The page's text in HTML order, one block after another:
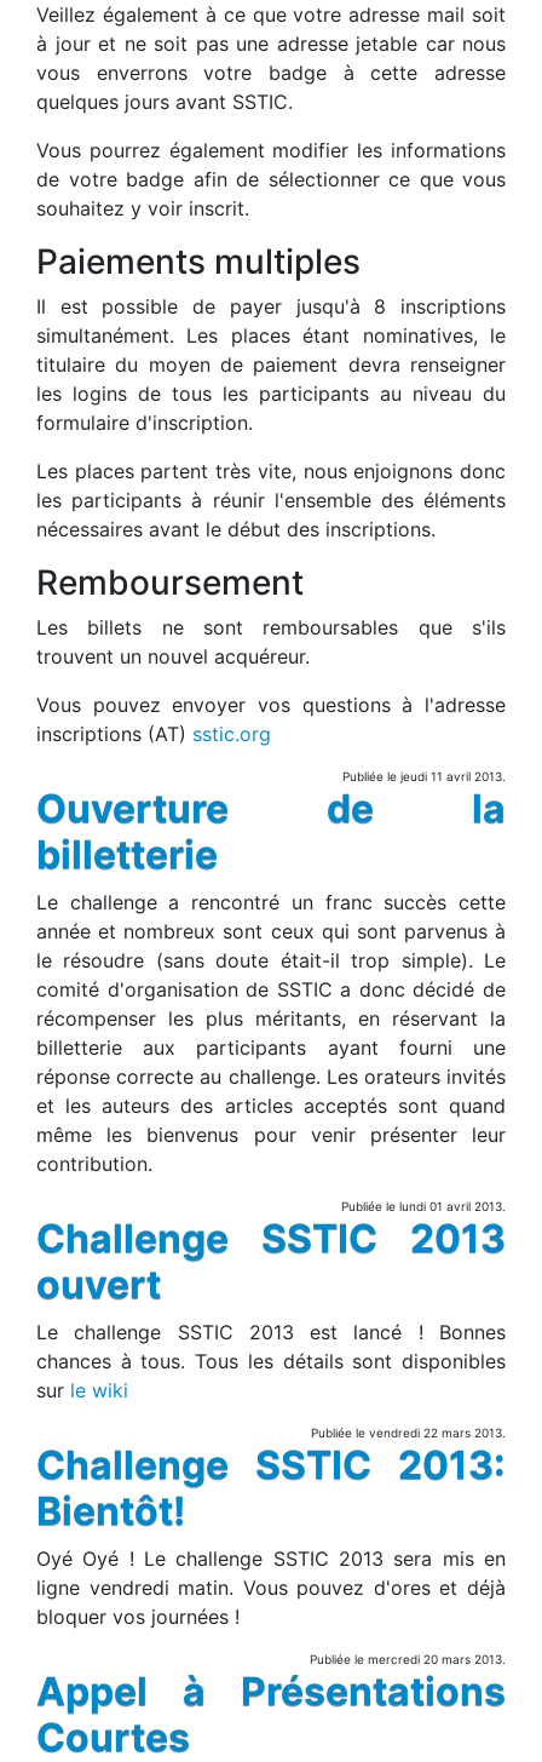
Veillez également à ce que votre adresse mail soit
à jour et ne soit pas une adresse jetable car nous
vous enverrons votre badge à cette adresse
quelques jours avant SSTIC.
Vous pourrez également modifier les informations
de votre badge afin de sélectionner ce que vous
souhaitez y voir inscrit.
Paiements multiples
Il est possible de payer jusqu'à 8 inscriptions
simultanément. Les places étant nominatives, le
titulaire du moyen de paiement devra renseigner
les logins de tous les participants au niveau du
formulaire d'inscription.
Les places partent très vite, nous enjoignons donc
les participants à réunir l'ensemble des éléments
nécessaires avant le début des inscriptions.
Remboursement
Les billets ne sont remboursables que s'ils
trouvent un nouvel acquéreur.
Vous pouvez envoyer vos questions à l'adresse
inscriptions (AT) sstic.org
Publiée le jeudi 11 avril 2013.
Ouverture de la
billetterie
Le challenge a rencontré un franc succès cette
année et nombreux sont ceux qui sont parvenus à
le résoudre (sans doute était-il trop simple). Le
comité d'organisation de SSTIC a donc décidé de
récompenser les plus méritants, en réservant la
billetterie aux participants ayant fourni une
réponse correcte au challenge. Les orateurs invités
et les auteurs des articles acceptés sont quand
même les bienvenus pour venir présenter leur
contribution.
Publiée le lundi 01 avril 2013.
Challenge SSTIC 2013
ouvert
Le challenge SSTIC 2013 est lancé ! Bonnes
chances à tous. Tous les détails sont disponibles
sur le wiki
Publiée le vendredi 22 mars 2013.
Challenge SSTIC 2013:
Bientôt!
Oyé Oyé ! Le challenge SSTIC 2013 sera mis en
ligne vendredi matin. Vous pouvez d'ores et déjà
bloquer vos journées !
Publiée le mercredi 20 mars 2013.
Appel à Présentations
Courtes